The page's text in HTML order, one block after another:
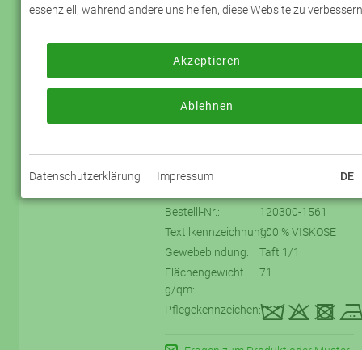
Zum Bestellen melden Sie sich bitte an
oder registrieren sich bitte neu.
Bestelll-Nr.:
120300-1561
Textilkennzeichnung:100 % VISKOSE
Gewebebindung:
Taft 1/1
Flächengewicht
g/qm:
71
Pflegekennzeichen:
essenziell, während andere uns helfen, diese Website zu
Ablehnen
Akzeptieren
Datenschutzerklärung Impressum DE